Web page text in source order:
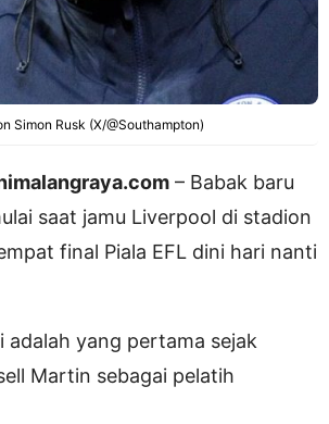
Simon Rusk (X/@Southampton)
– Babak baru
saat jamu Liverpool di stadion
final Piala EFL dini hari nanti
adalah yang pertama sejak
Martin sebagai pelatih